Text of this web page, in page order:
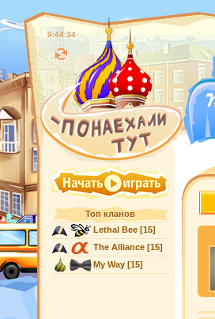
9:44:35
Топ кланов
Lethal Bee[15]
The Alliance[15]
My Way[15]